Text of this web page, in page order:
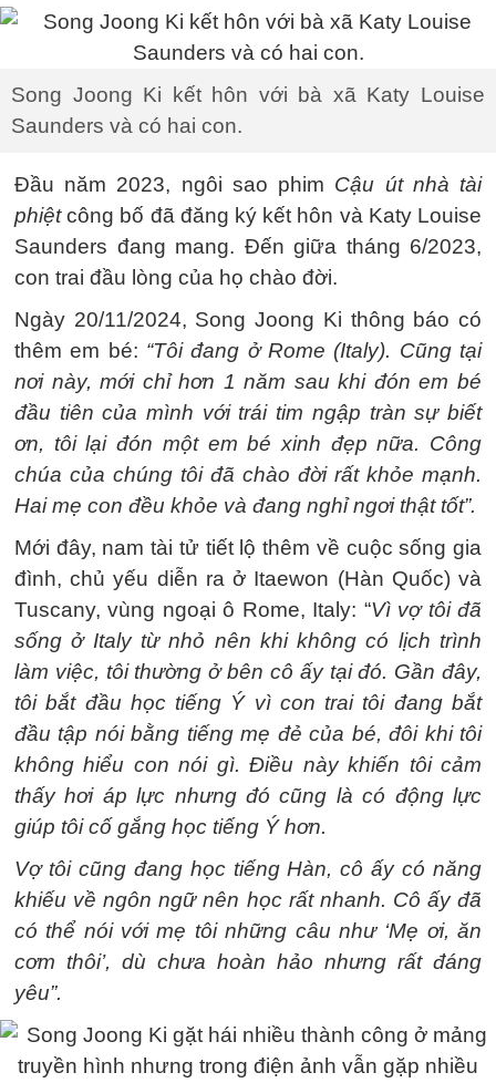
Song Joong Ki kết hôn với bà xã Katy Louise
Saunders và có hai con.
Đầu năm 2023, ngôi sao phim Cậu út nhà tài
phiệtcông bố đã đăng ký kết hôn và Katy Louise
Saunders đang mang. Đến giữa tháng 6/2023,
con trai đầu lòng của họ chào đời.
Ngày 20/11/2024, Song Joong Ki thông báo có
thêm em bé: “Tôi đang ở Rome (Italy). Cũng tại
nơi này, mới chỉ hơn 1 năm sau khi đón em bé
đầu tiên của mình với trái tim ngập tràn sự biết
ơn, tôi lại đón một em bé xinh đẹp nữa. Công
chúa của chúng tôi đã chào đời rất khỏe mạnh.
Hai mẹ con đều khỏe và đang nghỉ ngơi thật tốt”.
Mới đây, nam tài tử tiết lộ thêm về cuộc sống gia
đình, chủ yếu diễn ra ở Itaewon (Hàn Quốc) và
Tuscany, vùng ngoại ô Rome, Italy: “Vì vợ tôi đã
sống ở Italy từ nhỏ nên khi không có lịch trình
làm việc, tôi thường ở bên cô ấy tại đó. Gần đây,
tôi bắt đầu học tiếng Ý vì con trai tôi đang bắt
đầu tập nói bằng tiếng mẹ đẻ của bé, đôi khi tôi
không hiểu con nói gì. Điều này khiến tôi cảm
thấy hơi áp lực nhưng đó cũng là có động lực
giúp tôi cố gắng học tiếng Ý hơn.
Vợ tôi cũng đang học tiếng Hàn, cô ấy có năng
khiếu về ngôn ngữ nên học rất nhanh. Cô ấy đã
có thể nói với mẹ tôi những câu như ‘Mẹ ơi, ăn
cơm thôi’, dù chưa hoàn hảo nhưng rất đáng
yêu”.